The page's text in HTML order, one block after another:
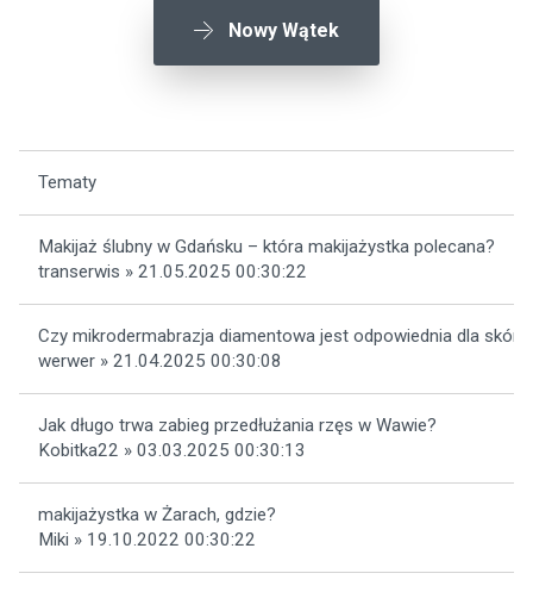
Nowy Wątek
Tematy
Makijaż ślubny w Gdańsku – która makijażystka polecana?
transerwis » 21.05.2025 00:30:22
Czy mikrodermabrazja diamentowa jest odpowiednia dla
werwer » 21.04.2025 00:30:08
Jak długo trwa zabieg przedłużania rzęs w Wawie?
Kobitka22 » 03.03.2025 00:30:13
makijażystka w Żarach, gdzie?
Miki » 19.10.2022 00:30:22